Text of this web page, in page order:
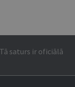
saturs ir oficiālā